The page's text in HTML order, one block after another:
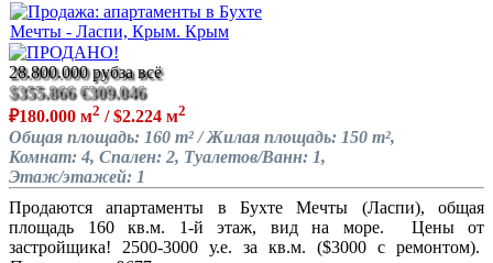
28.800.000 рубза всё
$355.866 €309.046
₽180.000 м2 / $2.224 м2
Общая площадь: 160 m² / Жилая площадь: 150 m²,
Комнат: 4, Спален: 2, Туалетов/Ванн: 1,
Этаж/этажей: 1
Продаются апартаменты в Бухте Мечты (Ласпи), общая
площадь 160 кв.м. 1-й этаж, вид на море. Цены от
застройщика! 2500-3000 у.е. за кв.м. ($3000 с ремонтом).